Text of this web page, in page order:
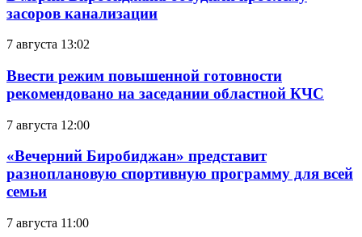
засоров канализации
7 августа 13:02
Ввести режим повышенной готовности
рекомендовано на заседании областной КЧС
7 августа 12:00
«Вечерний Биробиджан» представит
разноплановую спортивную программу для всей
семьи
7 августа 11:00